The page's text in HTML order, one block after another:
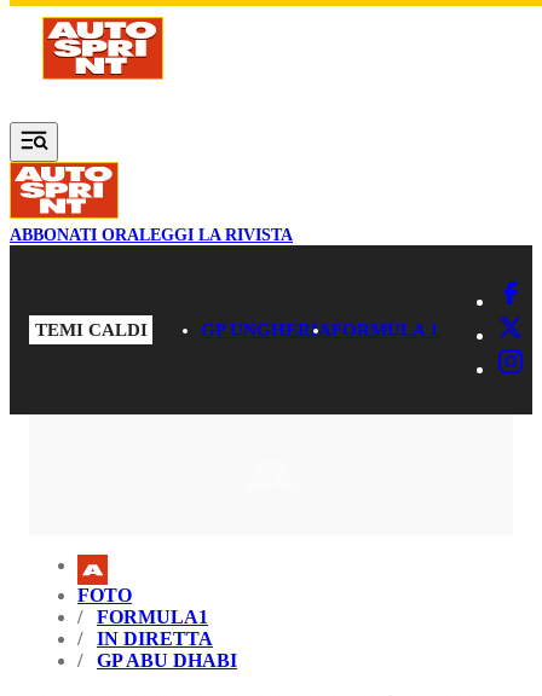
Vai al contenuto principale
ABBONATI ORALEGGI LA RIVISTA
TEMI CALDI GP UNGHERIAFORMULA 1
FOTO
FORMULA1
IN DIRETTA
GP ABU DHABI